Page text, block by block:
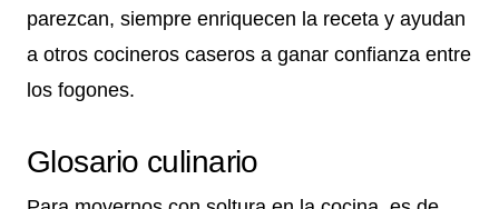
parezcan, siempre enriquecen la receta y ayudan
a otros cocineros caseros a ganar confianza entre
los fogones.
Glosario culinario